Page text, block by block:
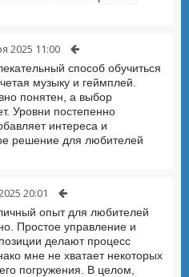
2025 11:00
способ обучиться
музыку и геймплей.
понятен, а выбор
Уровни постепенно
интереса и
решение для любителей
20:01
опыт для любителей
Простое управление и
делают процесс
мне не хватает некоторых
погружения. В целом,